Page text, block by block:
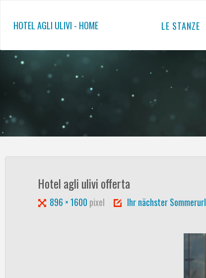
HOTEL AGLI ULIVI - HOME LE STANZE
Hotel agli ulivi offerta
Tutta896 × 1600 pixel Ihr nächster